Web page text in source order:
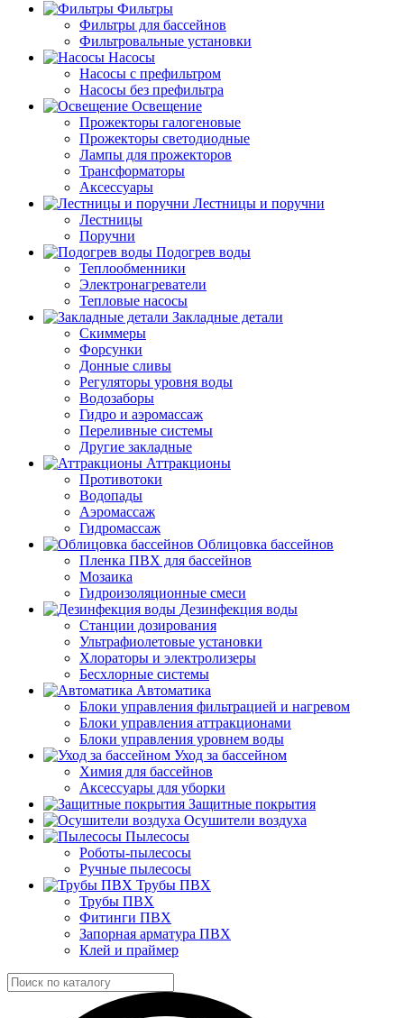
Фильтры
Фильтры для бассейнов
Фильтровальные установки
Насосы
Насосы с префильтром
Насосы без префильтра
Освещение
Прожекторы галогеновые
Прожекторы светодиодные
Лампы для прожекторов
Трансформаторы
Аксессуары
Лестницы и поручни
Лестницы
Поручни
Подогрев воды
Теплообменники
Электронагреватели
Тепловые насосы
Закладные детали
Скиммеры
Форсунки
Донные сливы
Регуляторы уровня воды
Водозаборы
Гидро и аэромассаж
Переливные системы
Другие закладные
Аттракционы
Противотоки
Водопады
Аэромассаж
Гидромассаж
Облицовка бассейнов
Пленка ПВХ для бассейнов
Мозаика
Гидроизоляционные смеси
Дезинфекция воды
Станции дозирования
Ультрафиолетовые установки
Хлораторы и электролизеры
Бесхлорные системы
Автоматика
Блоки управления фильтрацией и нагревом
Блоки управления аттракционами
Блоки управления уровнем воды
Уход за бассейном
Химия для бассейнов
Аксессуары для уборки
Защитные покрытия
Осушители воздуха
Пылесосы
Роботы-пылесосы
Ручные пылесосы
Трубы ПВХ
Трубы ПВХ
Фитинги ПВХ
Запорная арматура ПВХ
Клей и праймер